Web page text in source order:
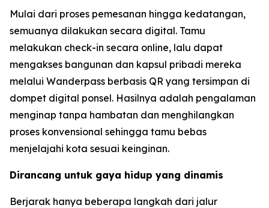
Mulai dari proses pemesanan hingga kedatangan,
semuanya dilakukan secara digital. Tamu
melakukan check-in secara online, lalu dapat
mengakses bangunan dan kapsul pribadi mereka
melalui Wanderpass berbasis QR yang tersimpan di
dompet digital ponsel. Hasilnya adalah pengalaman
menginap tanpa hambatan dan menghilangkan
proses konvensional sehingga tamu bebas
menjelajahi kota sesuai keinginan.
Dirancang untuk gaya hidup yang dinamis
Berjarak hanya beberapa langkah dari jalur